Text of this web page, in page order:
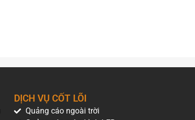
DỊCH VỤ CỐT LÕI
Quảng cáo ngoài trời